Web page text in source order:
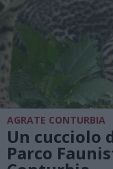
AGRATE CONTURBIA
Un cucciolo
Parco